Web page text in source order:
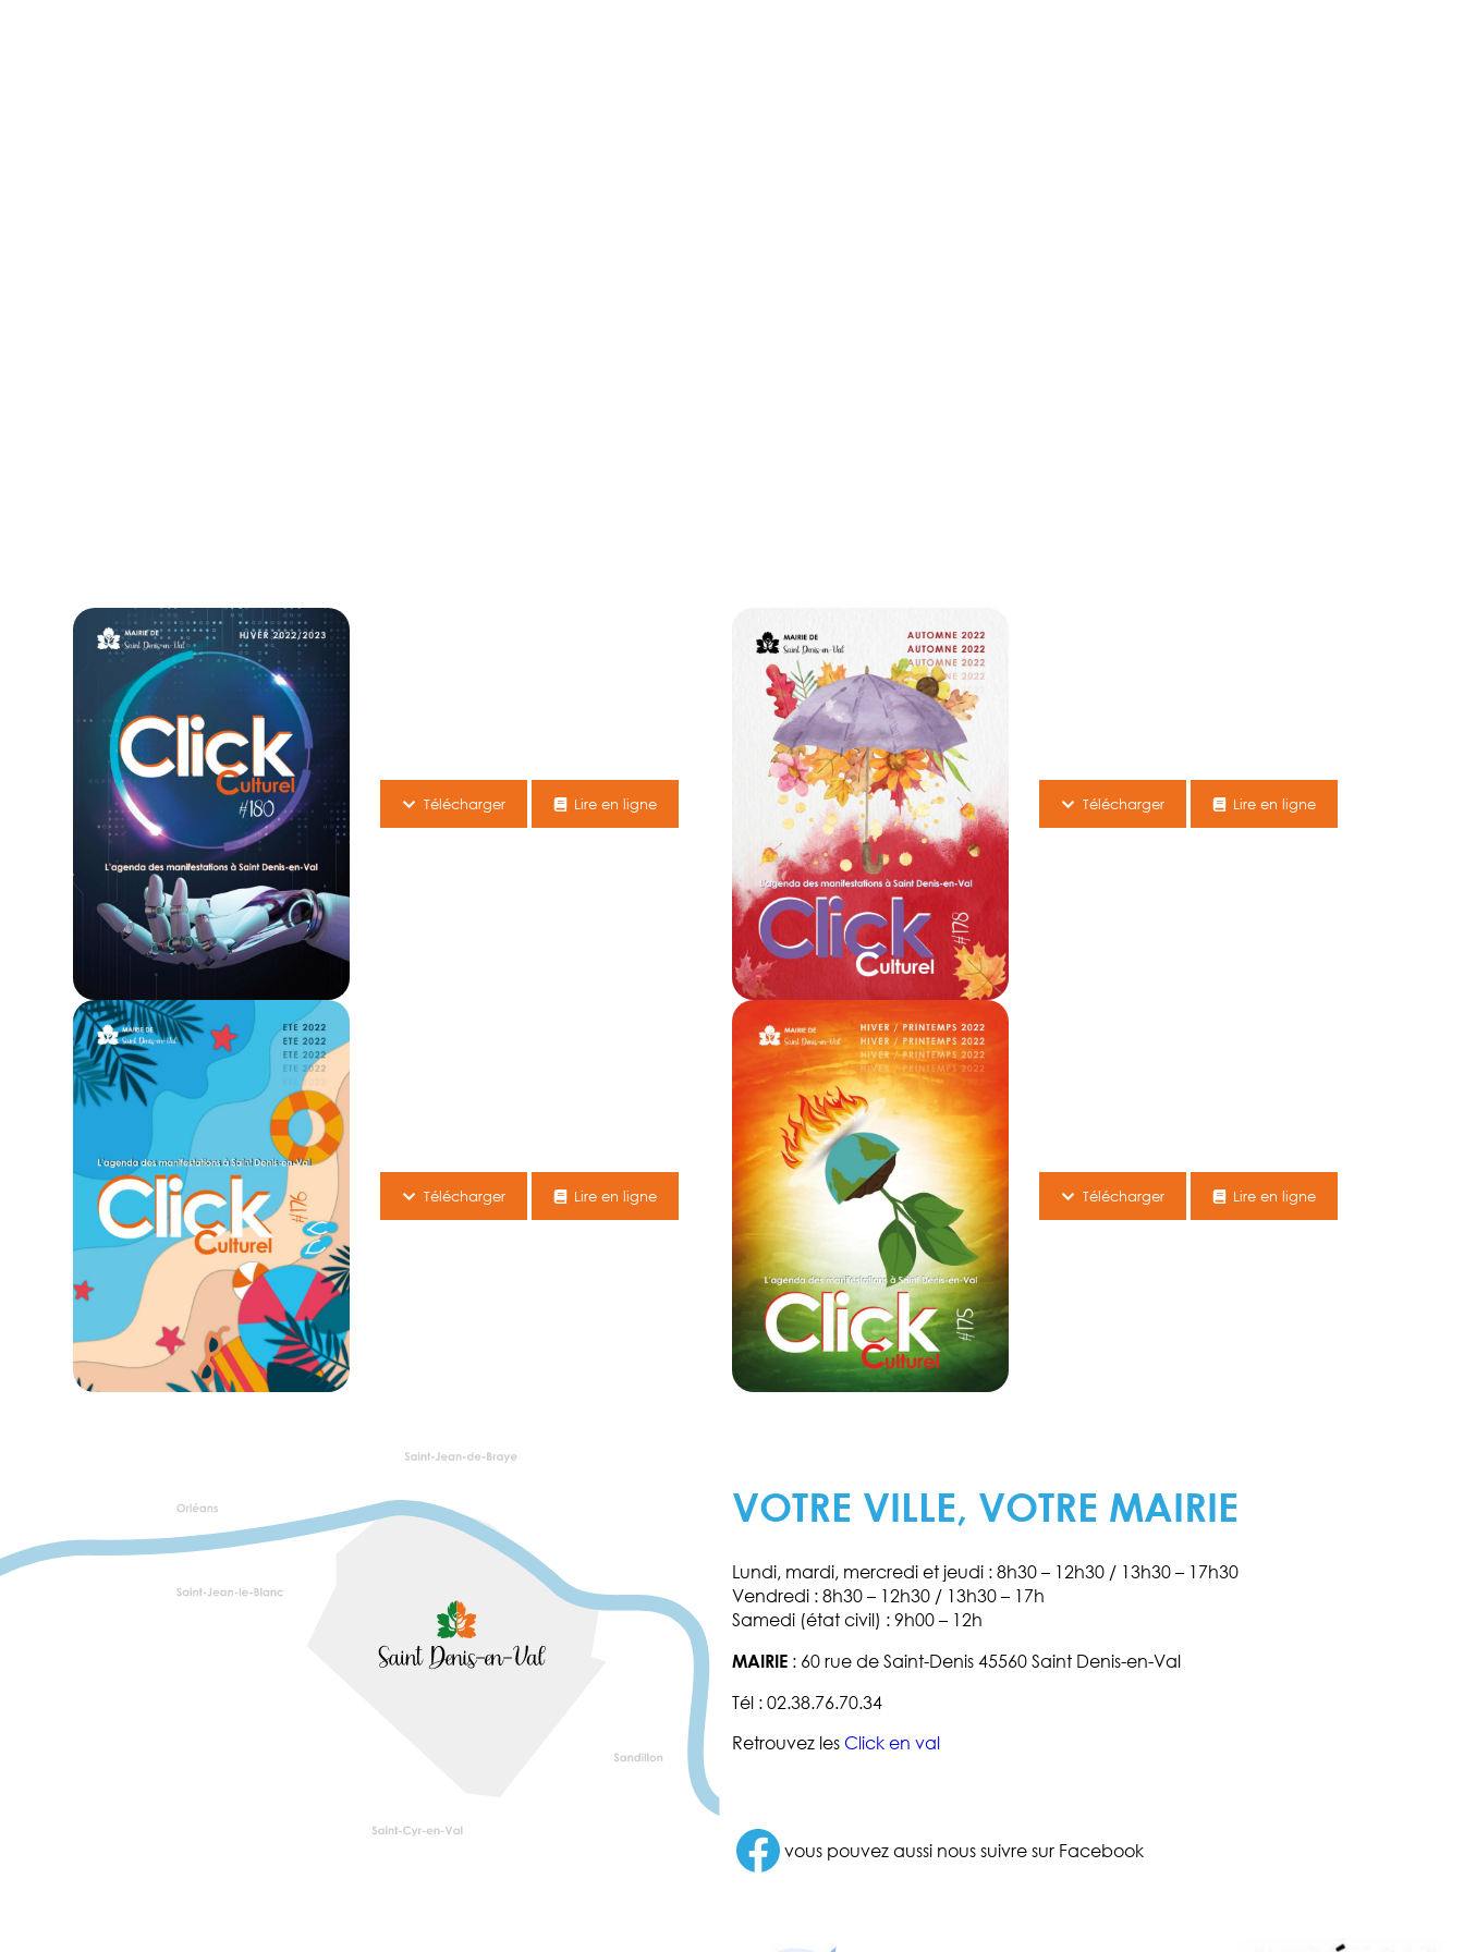
Télécharger Lire en ligne Télécharger Lire en ligne
Télécharger Lire en ligne Télécharger Lire en ligne
VOTRE VILLE, VOTRE MAIRIE
Lundi, mardi, mercredi et jeudi : 8h30 – 12h30 / 13h30 – 17h30
Vendredi : 8h30 – 12h30 / 13h30 – 17h
Samedi (état civil) : 9h00 – 12h
MAIRIE : 60 rue de Saint-Denis 45560 Saint Denis-en-Val
Tél : 02.38.76.70.34
Retrouvez les Click en val
Facebook vous pouvez aussi nous suivre sur Facebook